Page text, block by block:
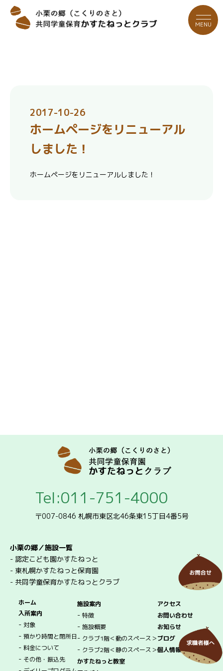
MENU
2017-10-26
ホームページをリニューアル
しました！
ホームページをリニューアルしました！
Tel:011-751-4000
〒007-0846 札幌市東区北46条東15丁目4番5号
小栗の郷／施設一覧
- 認定こども園かすたねっと
- 東札幌かすたねっと保育園
- 共同学童保育かすたねっとクラブ
ホーム
入所案内
- 対象
- 預かり時間と閉所日
- 料金について
- その他・振込先
施設案内
- 特徴
- 施設概要
- クラブ1階＜動のスペース＞
- クラブ2階＜静のスペース＞
かすたねっと教室
アクセス
お問い合わせ
お知らせ
ブログ
個人情報保護方針